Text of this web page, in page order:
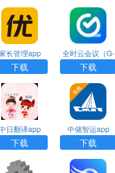
长管理app
下载
全时云会议（G-
Net MeetNow）
app
下载
日翻译app
下载
中储智运app
下载